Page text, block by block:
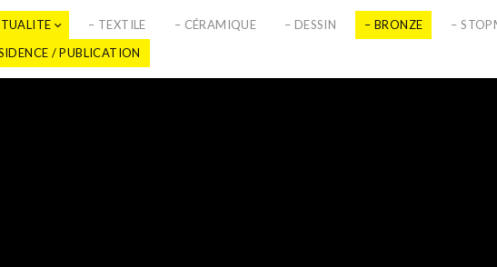
– TEXTILE – CÉRAMIQUE – DESSIN – BRONZE –
/ PUBLICATION